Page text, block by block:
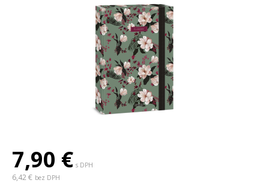
7,90 € s DPH
6,42 € bez DPH